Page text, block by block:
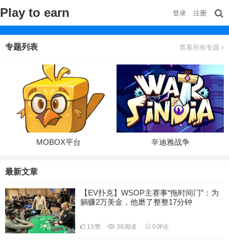
Play to earn 登录 注册
专题列表 查看所有专题
MOBOX平台 辛迪雅战争
最新文章
【EV扑克】WSOP主赛事“拖时间门”：为
躺赚2万美金，他磨了整整17分钟
13赞 38 阅读 0评论